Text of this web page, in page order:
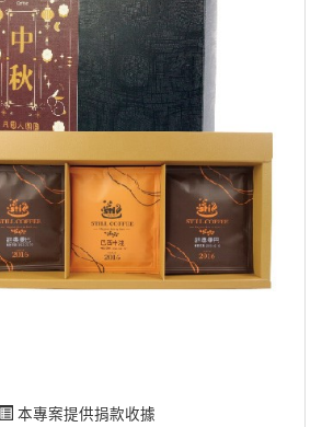
本專案提供捐款收據